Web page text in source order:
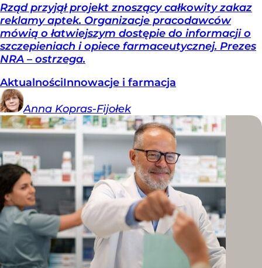
Rząd przyjął projekt znoszący całkowity zakaz
reklamy aptek. Organizacje pracodawców
mówią o łatwiejszym dostępie do informacji o
szczepieniach i opiece farmaceutycznej. Prezes
NRA – ostrzega.
AktualnościInnowacje i farmacja
Anna Kopras-Fijołek